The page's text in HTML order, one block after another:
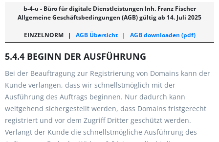
b-4-u - Büro für digitale Dienstleistungen Inh. Franz Fischer
Allgemeine Geschäftsbedingungen (AGB) gültig ab 14. Juli 2025
EINZELNORM| AGB Übersicht| AGB downloaden (pdf)
5.4.4 BEGINN DER AUSFÜHRUNG
Bei der Beauftragung zur Registrierung von Domains kann der
Kunde verlangen, dass wir schnellstmöglich mit der
Ausführung des Auftrags beginnen. Nur dadurch kann
weitgehend sichergestellt werden, dass Domains fristgerecht
registriert und vor dem Zugriff Dritter geschützt werden.
Verlangt der Kunde die schnellstmögliche Ausführung des